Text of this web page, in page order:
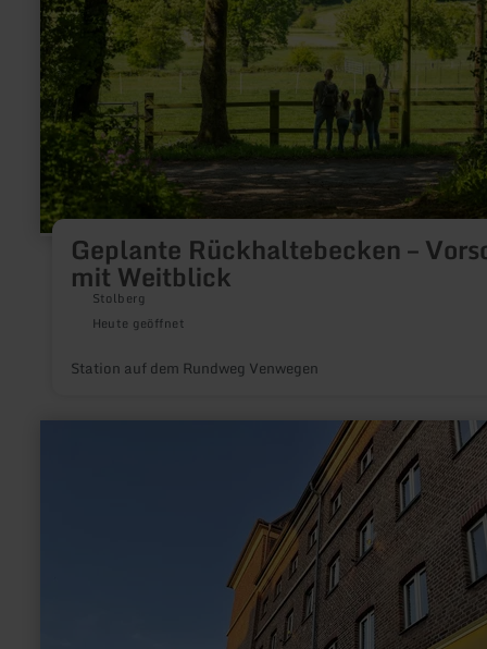
Geplante Rückhaltebecken –
mit Weitblick
Stolberg
Heute geöffnet
Station auf dem Rundweg Venwegen
mit
Weitblick